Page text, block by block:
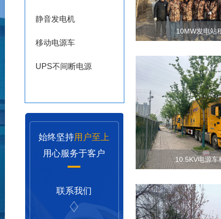
静音发电机
移动电源车
UPS不间断电源
始终坚持用户至上
用心服务于客户
联系我们
10MW发电站
10.5KV电源车